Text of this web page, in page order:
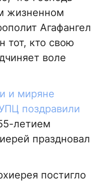
жизненном
Агафангел
тот, кто свою
воле
и миряне
поздравили
летием
праздновал
постигло